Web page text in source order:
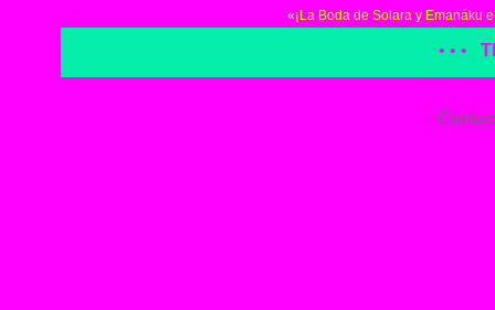
«¡La Boda de Solara y Emanáku
• • •